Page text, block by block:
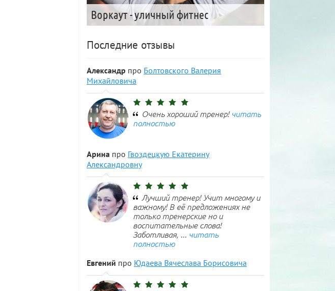
Воркаут - уличный фитнес
Последние отзывы
Александр про Болтовского Валерия
Михайловича
Очень хороший тренер! читать
полностью
Арина про Гвоздецкую Екатерину
Александровну
Лучший тренер! Учит многому и
важному! В её предложениях не
только тренерские но и
воспитательные слова!
Заботливая, ... читать
полностью
Евгений про Юдаева Вячеслава Борисовича